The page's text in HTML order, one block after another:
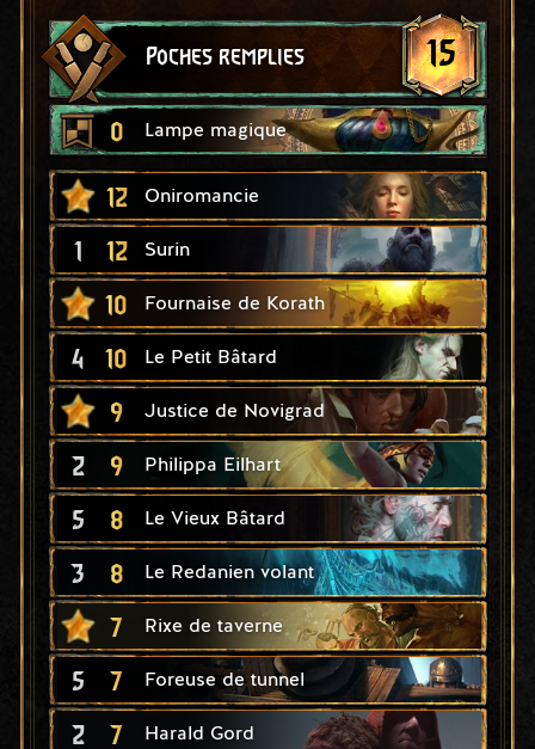
Poches remplies 15
0 Lampe magique
12 Oniromancie
1 12 Surin
10 Fournaise de Korath
4 10 Le Petit Bâtard
9 Justice de Novigrad
2 9 Philippa Eilhart
5 8 Le Vieux Bâtard
3 8 Le Redanien volant
7 Rixe de taverne
5 7 Foreuse de tunnel
2 7 Harald Gord